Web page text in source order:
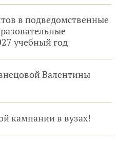
в подведомственные
учебный год
Валентины
кампании в вузах!